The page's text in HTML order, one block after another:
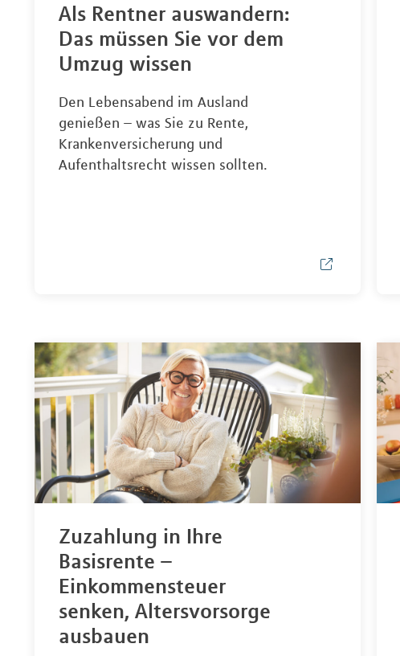
Als Rentner auswandern:
Das müssen Sie vor dem
Umzug wissen
Den Lebensabend im Ausland
genießen – was Sie zu Rente,
Krankenversicherung und
Aufenthaltsrecht wissen sollten.
Zuzahlung in Ihre
Basisrente –
Einkommensteuer
senken, Altersvorsorge
ausbauen